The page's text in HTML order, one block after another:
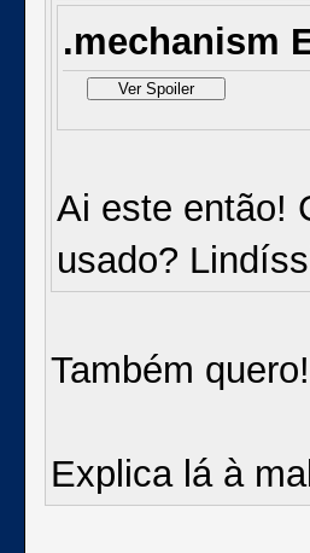
.mechanism
Ai este então!
usado?
Também quero!
Explica lá à